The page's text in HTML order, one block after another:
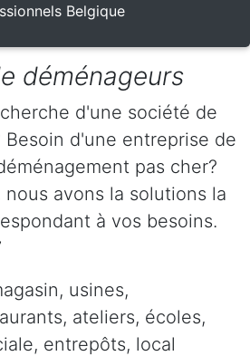
Belgique
déménageurs
d'une société de
Besoin d'une entreprise de
pas cher?
avons la solutions la
à vos besoins.
usines,
ateliers, écoles,
entrepôts, local